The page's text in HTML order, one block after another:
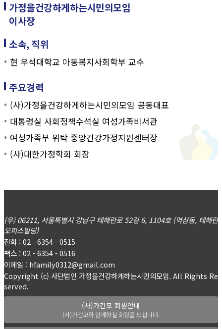
가정을건강하게하는시민의모임
이사장
소속, 직위
현 우석대학교 아동복지사회학부 교수
주요경력
(사)가정을건강하게하는시민의모임 공동대표
대통령실 사회정책수석실 여성가족비서관
여성가족부 위탁 중앙건강가정지원센터장
(사)대한가정학회 회장
(우) 06211, 서울특별시 강남구 테헤란로 52길 6, 1104호 (역삼동, 테헤란
오피스빌딩)
전화 : 02 - 6354 - 0515
팩스 : 02 - 6354 - 0516
이메일 : hfamily0312@gmail.com
Copyright (c) 사단법인 가정을건강하게하는시민의모임. All Rights Re
served.
(사)가건모 회원안내
(사)가건모와 함께하실 회원을 모십니다.